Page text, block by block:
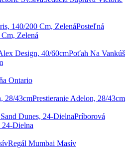
Posteľná
Zelená
Poťah Na Vankúš
Ontario
Prestieranie Adelon, 28/43cm
Príborová
24-Dielna
Regál Mumbai Masív